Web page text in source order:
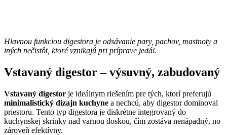
Hlavnou funkciou digestora je odsávanie pary, pachov, mastnoty a
iných nečistôt, ktoré vznikajú pri príprave jedál.
Vstavaný digestor – výsuvný, zabudovaný
Vstavaný digestor je ideálnym riešením pre tých, ktorí preferujú
minimalistický dizajn kuchyne a nechcú, aby digestor dominoval
priestoru. Tento typ digestora je diskrétne integrovaný do
kuchynskej skrinky nad varnou doskou, čím zostáva nenápadný, no
zároveň efektívny.